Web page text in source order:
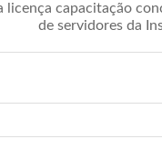
capacitação
de servidores da